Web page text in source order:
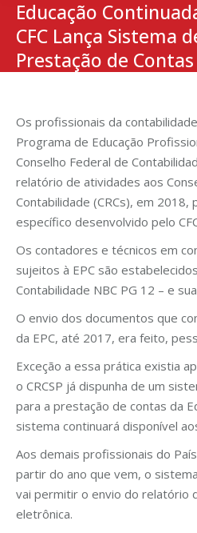
Educação
CFC Lança Sistema
Prestação de Contas
Os profissionais da
Programa de Educação
Conselho Federal de
relatório de atividades aos
Contabilidade (CRCs), em
específico desenvolvido pelo
Os contadores e técnicos em
sujeitos à EPC são
Contabilidade NBC PG 12 – e
O envio dos documentos que
da EPC, até 2017, era feito,
Exceção a essa prática existia
o CRCSP já dispunha de um
para a prestação de contas da
sistema continuará disponível
Aos demais profissionais do
partir do ano que vem, o
vai permitir o envio do relatório
eletrônica.